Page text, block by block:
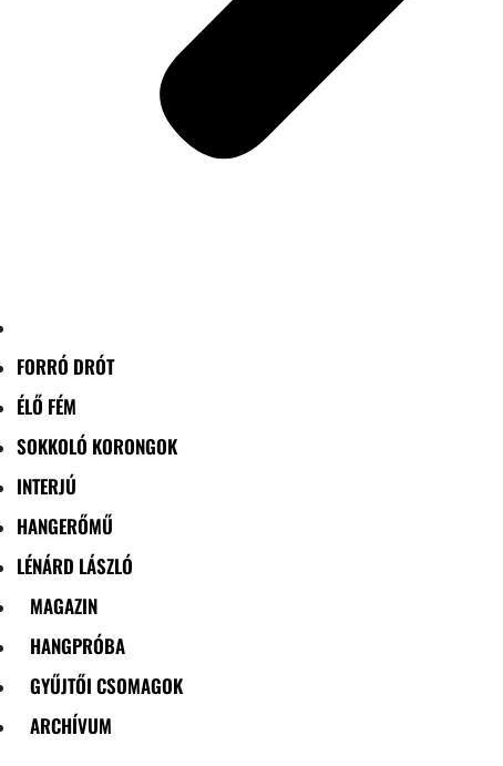
FORRÓ DRÓT
ÉLŐ FÉM
SOKKOLÓ KORONGOK
INTERJÚ
HANGERŐMŰ
LÉNÁRD LÁSZLÓ
MAGAZIN
HANGPRÓBA
GYŰJTŐI CSOMAGOK
ARCHÍVUM